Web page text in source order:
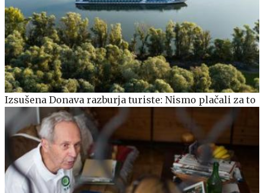
Izsušena Donava razburja turiste: Nismo plačali za to